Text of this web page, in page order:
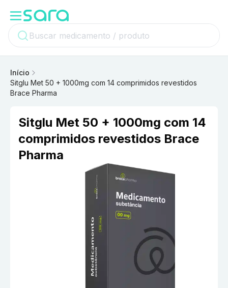
Início
Sitglu Met 50 + 1000mg com 14 comprimidos revestidos
Brace Pharma
Sitglu Met 50 + 1000mg com 14
comprimidos revestidos Brace
Pharma